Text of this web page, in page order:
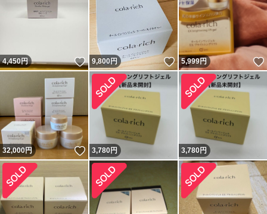
4,450円 いいね！
9,800円 いいね！
5,999円
32,000円 いいね！
3,780円 3,780円